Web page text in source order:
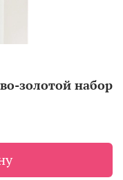
золотой набор